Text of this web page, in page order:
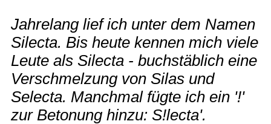
Jahrelang lief ich unter dem Namen
Silecta. Bis heute kennen mich viele
Leute als Silecta - buchstäblich eine
Verschmelzung von Silas und
Selecta. Manchmal fügte ich ein '!'
zur Betonung hinzu: S!lecta'.